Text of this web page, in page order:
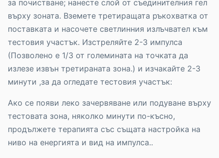
за почистване; нанесте слой от съединителния гел
върху зоната. Вземете третиращата ръкохватка от
поставката и насочете светлинния излъчвател към
тестовия участък. Изстреляйте 2-3 импулса
(Позволено е 1/3 от големината на точката да
излезе извън третираната зона.) и изчакайте 2-3
минути ,за да огледате тестовия участък:
Ако се появи леко зачервяване или подуване върху
тестовата зона, няколко минути по-късно,
продължете терапията със същата настройка на
ниво на енергията и вид на импулса..